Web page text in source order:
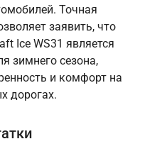
Точная
заявить, что
Ice WS31 является
зимнего сезона,
и комфорт на
дорогах.